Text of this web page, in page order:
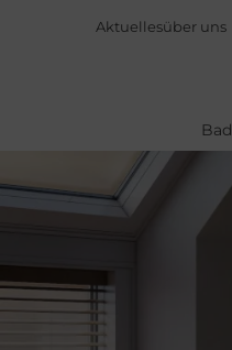
Inhalt
Aktuellesüber uns
Bad